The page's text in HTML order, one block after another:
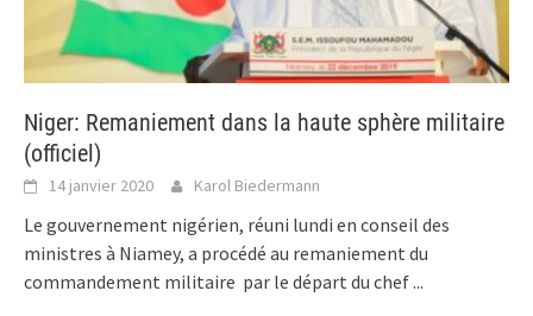
Niger: Remaniement dans la haute sphère militaire
(officiel)
14 janvier 2020 Karol Biedermann
Le gouvernement nigérien, réuni lundi en conseil des
ministres à Niamey, a procédé au remaniement du
commandement militaire par le départ du chef...